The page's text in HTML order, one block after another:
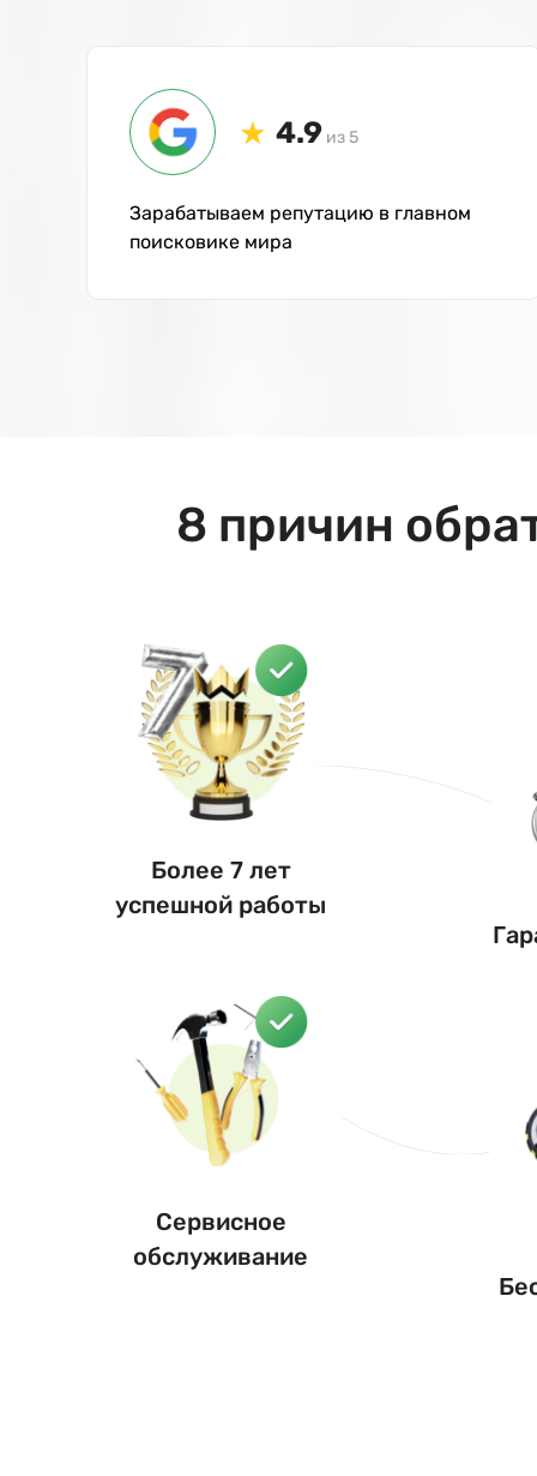
4.9 из 5
Зарабатываем репутацию в главном
поисковике мира
8 причин
Более 7 лет
успешной работы
Сервисное
обслуживание